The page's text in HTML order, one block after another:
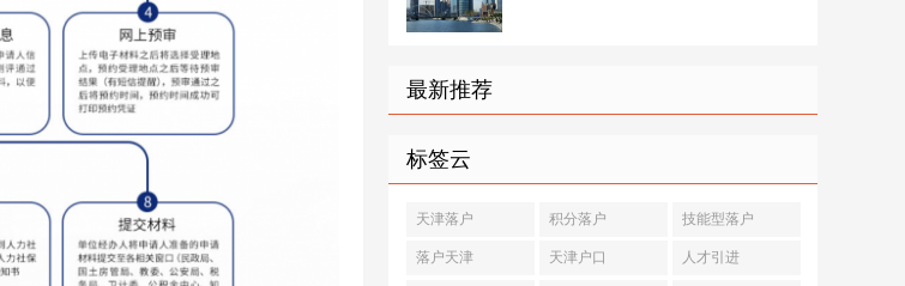
最新推荐
标签云
天津落户 积分落户 技能型落户
落户天津 天津户口 人才引进